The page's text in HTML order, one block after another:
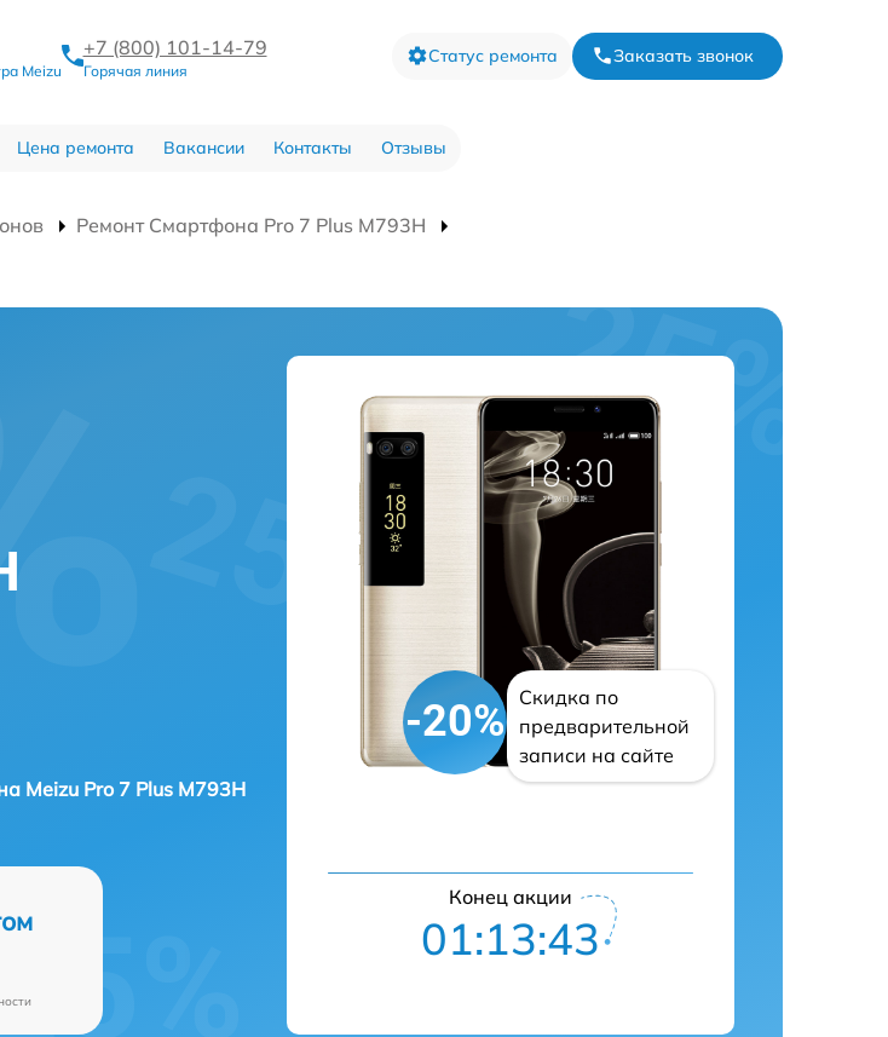
Meizu
+7 (800) 101-14-79
Горячая линия
Статус ремонта Заказать звонок
Цена ремонта Вакансии Контакты Отзывы
Ремонт Смартфона Pro 7 Plus M793H
Meizu Pro 7 Plus M793H
-20%
Скидка по
предварительной
записи на сайте
Конец акции
01:13:42